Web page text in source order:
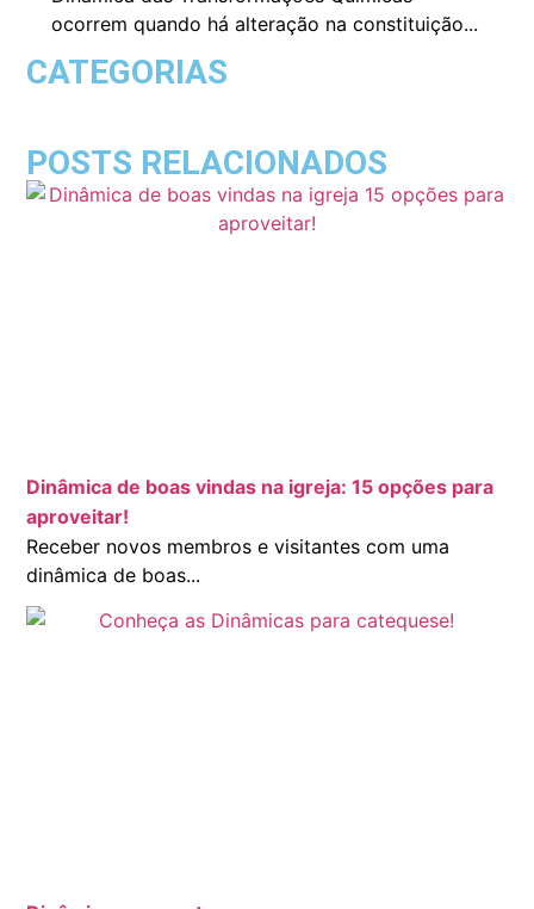
ocorrem quando há alteração na constituição...
CATEGORIAS
POSTS RELACIONADOS
Dinâmica de boas vindas na igreja: 15 opções para
aproveitar!
Receber novos membros e visitantes com uma
dinâmica de boas...